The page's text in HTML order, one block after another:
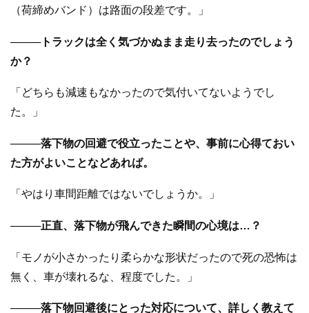
（荷締めバンド）は路面の段差です。」
────トラックは全く気づかぬまま走り去ったのでしょう
か？
「どちらも減速もなかったので気付いてないようでし
た。」
────落下物の回避で役立ったことや、事前に心得ておい
た方がよいことなどあれば。
「やはり車間距離ではないでしょうか。」
────正直、落下物が飛んできた瞬間の心境は…？
「モノが小さかったり柔らかな形状だったので死の恐怖は
無く、車が壊れるな、程度でした。」
────落下物回避後にとった対応について、詳しく教えて